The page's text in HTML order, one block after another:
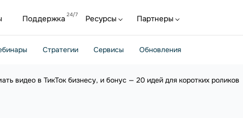
Поддержка Ресурсы Партнеры
Стратегии Сервисы Обновления
видео в ТикТок бизнесу, и бонус — 20 идей для коротких роликов